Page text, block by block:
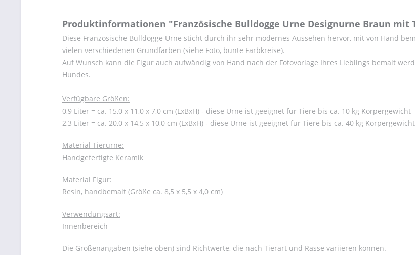
Produktinformationen "Französische Bulldogge Urne Designurne Braun mit
Diese Französische Bulldogge Urne sticht durch ihr sehr modernes Aussehen hervor, mit von Hand
vielen verschiedenen Grundfarben (siehe Foto, bunte Farbkreise).
Auf Wunsch kann die Figur auch aufwändig von Hand nach der Fotovorlage Ihres Lieblings bemalt
Hundes.
Verfügbare Größen:
0,9 Liter = ca. 15,0 x 11,0 x 7,0 cm (LxBxH) - diese Urne ist geeignet für Tiere bis ca. 10 kg Körpergewicht
2,3 Liter = ca. 20,0 x 14,5 x 10,0 cm (LxBxH) - diese Urne ist geeignet für Tiere bis ca. 40 kg Körpergewicht
Material Tierurne:
Handgefertigte Keramik
Material Figur:
Resin, handbemalt (Größe ca. 8,5 x 5,5 x 4,0 cm)
Verwendungsart:
Innenbereich
Die Größenangaben (siehe oben) sind Richtwerte, die nach Tierart und Rasse variieren können.